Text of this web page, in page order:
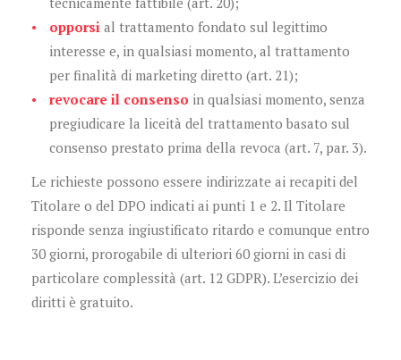
opporsi al trattamento fondato sul legittimo
interesse e, in qualsiasi momento, al trattamento
per finalità di marketing diretto (art. 21);
revocare il consenso in qualsiasi momento, senza
pregiudicare la liceità del trattamento basato sul
consenso prestato prima della revoca (art. 7, par. 3).
Le richieste possono essere indirizzate ai recapiti del
Titolare o del DPO indicati ai punti 1 e 2. Il Titolare
risponde senza ingiustificato ritardo e comunque entro
30 giorni, prorogabile di ulteriori 60 giorni in casi di
particolare complessità (art. 12 GDPR). L’esercizio dei
diritti è gratuito.